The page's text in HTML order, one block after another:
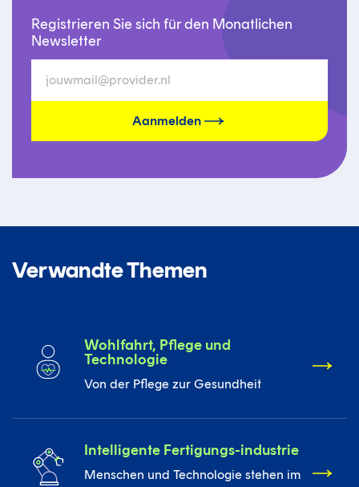
Registrieren Sie sich für den Monatlichen
Newsletter
Aanmelden
Verwandte Themen
Wohlfahrt, Pflege und
Technologie
Von der Pflege zur Gesundheit
Intelligente Fertigungs-industrie
Menschen und Technologie stehen im